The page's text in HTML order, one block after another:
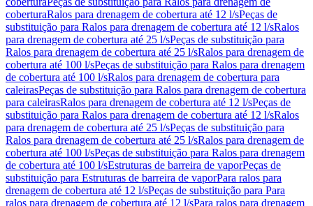
coberturaRalos para drenagem de cobertura até 12 l/sPeças de
substituição para Ralos para drenagem de cobertura até 12 l/sRalos
para drenagem de cobertura até 25 l/sPeças de substituição para
Ralos para drenagem de cobertura até 25 l/sRalos para drenagem de
cobertura até 100 l/sPeças de substituição para Ralos para drenagem
de cobertura até 100 l/sRalos para drenagem de cobertura para
caleirasPeças de substituição para Ralos para drenagem de cobertura
para caleirasRalos para drenagem de cobertura até 12 l/sPeças de
substituição para Ralos para drenagem de cobertura até 12 l/sRalos
para drenagem de cobertura até 25 l/sPeças de substituição para
Ralos para drenagem de cobertura até 25 l/sRalos para drenagem de
cobertura até 100 l/sPeças de substituição para Ralos para drenagem
de cobertura até 100 l/sEstruturas de barreira de vaporPeças de
substituição para Estruturas de barreira de vaporPara ralos para
drenagem de cobertura até 12 l/sPeças de substituição para Para
ralos para drenagem de cobertura até 12 l/sPara ralos para drenagem